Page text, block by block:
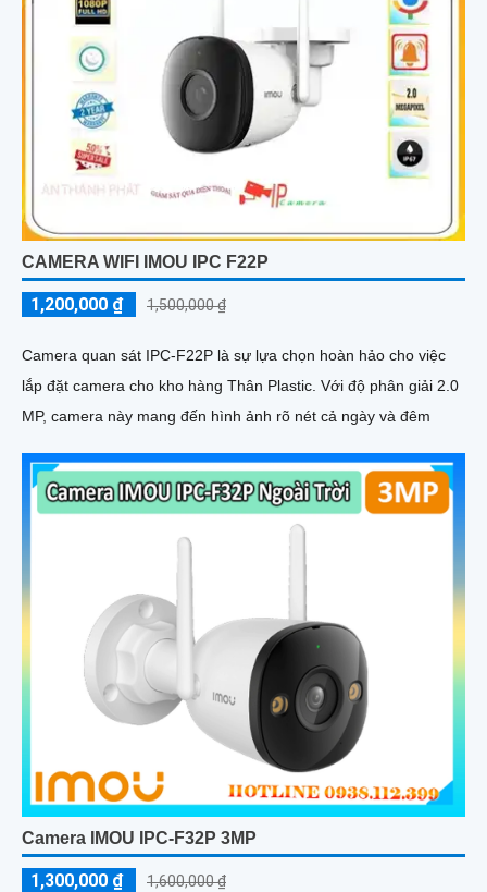
CAMERA WIFI IMOU IPC F22P
1,200,000 ₫ 1,500,000 ₫
Camera quan sát IPC-F22P là sự lựa chọn hoàn hảo cho việc
lắp đặt camera cho kho hàng Thân Plastic. Với độ phân giải 2.0
MP, camera này mang đến hình ảnh rõ nét cả ngày và đêm
Camera IMOU IPC-F32P 3MP
1,300,000 ₫ 1,600,000 ₫